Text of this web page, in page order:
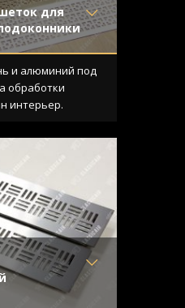
для
и алюминий под
обработки
интерьер.